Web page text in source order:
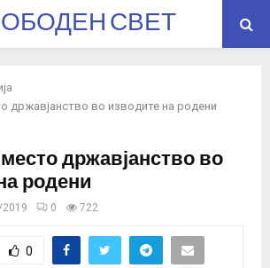
СВЕТ
државјанство во изводите на родени
државјанство во
родени
0 722
0